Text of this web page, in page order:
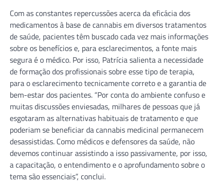
Com as constantes repercussões acerca da eficácia dos
medicamentos à base de cannabis em diversos tratamentos
de saúde, pacientes têm buscado cada vez mais informações
sobre os benefícios e, para esclarecimentos, a fonte mais
segura é o médico. Por isso, Patrícia salienta a necessidade
de formação dos profissionais sobre esse tipo de terapia,
para o esclarecimento tecnicamente correto e a garantia de
bem-estar dos pacientes. “Por conta do ambiente confuso e
muitas discussões enviesadas, milhares de pessoas que já
esgotaram as alternativas habituais de tratamento e que
poderiam se beneficiar da cannabis medicinal permanecem
desassistidas. Como médicos e defensores da saúde, não
devemos continuar assistindo a isso passivamente, por isso,
a capacitação, o entendimento e o aprofundamento sobre o
tema são essenciais”, conclui.